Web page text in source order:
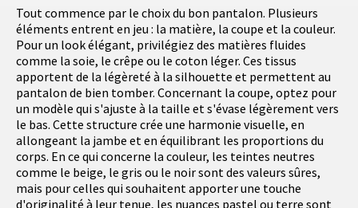
Tout commence par le choix du bon pantalon. Plusieurs
éléments entrent en jeu : la matière, la coupe et la couleur.
Pour un look élégant, privilégiez des matières fluides
comme la soie, le crêpe ou le coton léger. Ces tissus
apportent de la légèreté à la silhouette et permettent au
pantalon de bien tomber. Concernant la coupe, optez pour
un modèle qui s'ajuste à la taille et s'évase légèrement vers
le bas. Cette structure crée une harmonie visuelle, en
allongeant la jambe et en équilibrant les proportions du
corps. En ce qui concerne la couleur, les teintes neutres
comme le beige, le gris ou le noir sont des valeurs sûres,
mais pour celles qui souhaitent apporter une touche
d'originalité à leur tenue, les nuances pastel ou terre sont